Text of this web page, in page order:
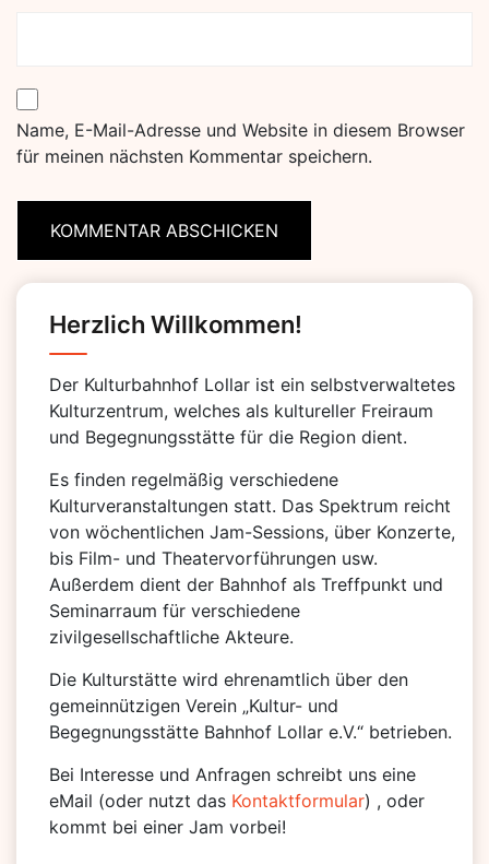
Name, E-Mail-Adresse und Website in diesem Browser
für meinen nächsten Kommentar speichern.
Herzlich Willkommen!
Der Kulturbahnhof Lollar ist ein selbstverwaltetes
Kulturzentrum, welches als kultureller Freiraum
und Begegnungsstätte für die Region dient.
Es finden regelmäßig verschiedene
Kulturveranstaltungen statt. Das Spektrum reicht
von wöchentlichen Jam-Sessions, über Konzerte,
bis Film- und Theatervorführungen usw.
Außerdem dient der Bahnhof als Treffpunkt und
Seminarraum für verschiedene
zivilgesellschaftliche Akteure.
Die Kulturstätte wird ehrenamtlich über den
gemeinnützigen Verein „Kultur- und
Begegnungsstätte Bahnhof Lollar e.V.“ betrieben.
Bei Interesse und Anfragen schreibt uns eine
eMail (oder nutzt das Kontaktformular) , oder
kommt bei einer Jam vorbei!